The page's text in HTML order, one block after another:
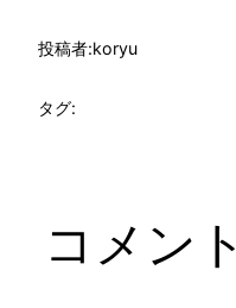
投稿者:koryu
タグ:
コメント